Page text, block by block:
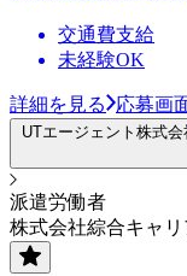
交通費支給
未経験OK
詳細を見る 応募画
UTエージェント株式
派遣労働者
株式会社綜合キャ